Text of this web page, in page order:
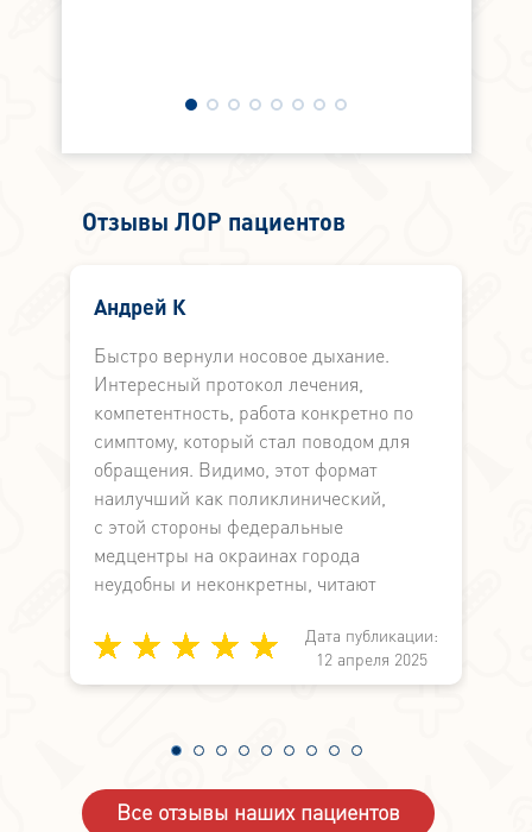
Отзывы ЛОР пациентов
Андрей К
Быстро вернули носовое дыхание.
Интересный протокол лечения,
компетентность, работа конкретно по
симптому, который стал поводом для
обращения. Видимо, этот формат
наилучший как поликлинический,
с этой стороны федеральные
медцентры на окраинах города
неудобны и неконкретны, читают
медицине вместо работы по
симптоматике. А здесь не просто знают,
Дата публикации:
12 апреля 2025
Все отзывы наших пациентов